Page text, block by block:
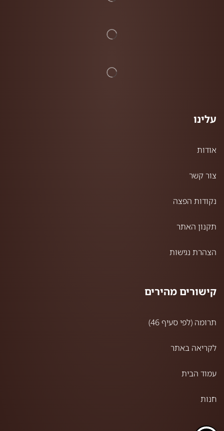
עלינו
אודות
צור קשר
נקודות הפצה
תקנון האתר
הצהרת נגישות
קישורים מהירים
תרומה (לפי סעיף 46)
לקריאה באתר
עמוד הבית
חנות